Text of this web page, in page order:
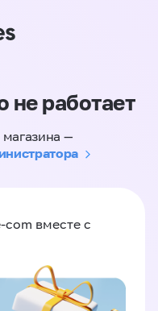
не работает
—
com вместе с